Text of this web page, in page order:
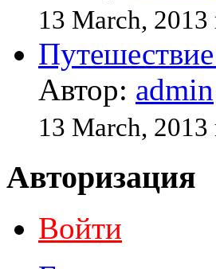
13 March, 2013
Автор: admin
13 March, 2013
Авторизация
Войти